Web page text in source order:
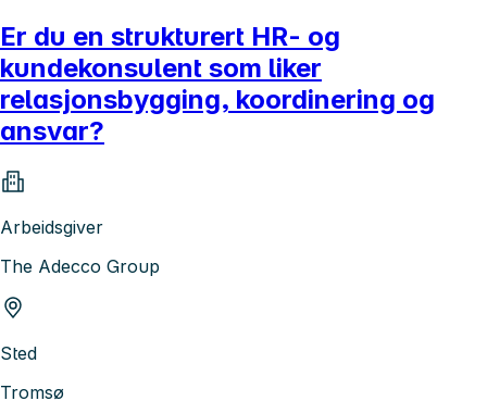
Er du en strukturert HR- og
kundekonsulent som liker
relasjonsbygging, koordinering og
ansvar?
Arbeidsgiver
The Adecco Group
Sted
Tromsø